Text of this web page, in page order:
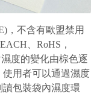
，不含有歐盟禁用
、RoHS，
度的變化由棕色逐
用者可以通過濕度
包裝袋內濕度環